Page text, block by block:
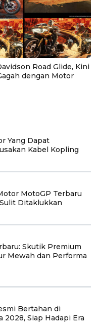
Road Glide, Kini
dengan Motor
Yang Dapat
Kabel Kopling
MotoGP Terbaru
Ditaklukkan
Skutik Premium
Mewah dan Performa
Bertahan di
2028, Siap Hadapi Era